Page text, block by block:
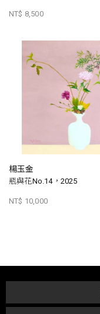
NT$ 8,500
楊玉金
瓶與花No.14，2025
NT$ 10,000